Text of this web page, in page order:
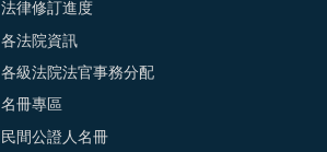
法律修訂進度
各法院資訊
各級法院法官事務分配
名冊專區
民間公證人名冊